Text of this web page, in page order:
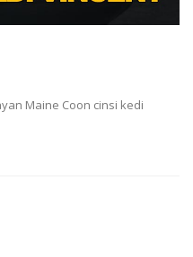
Maine Coon cinsi kedi